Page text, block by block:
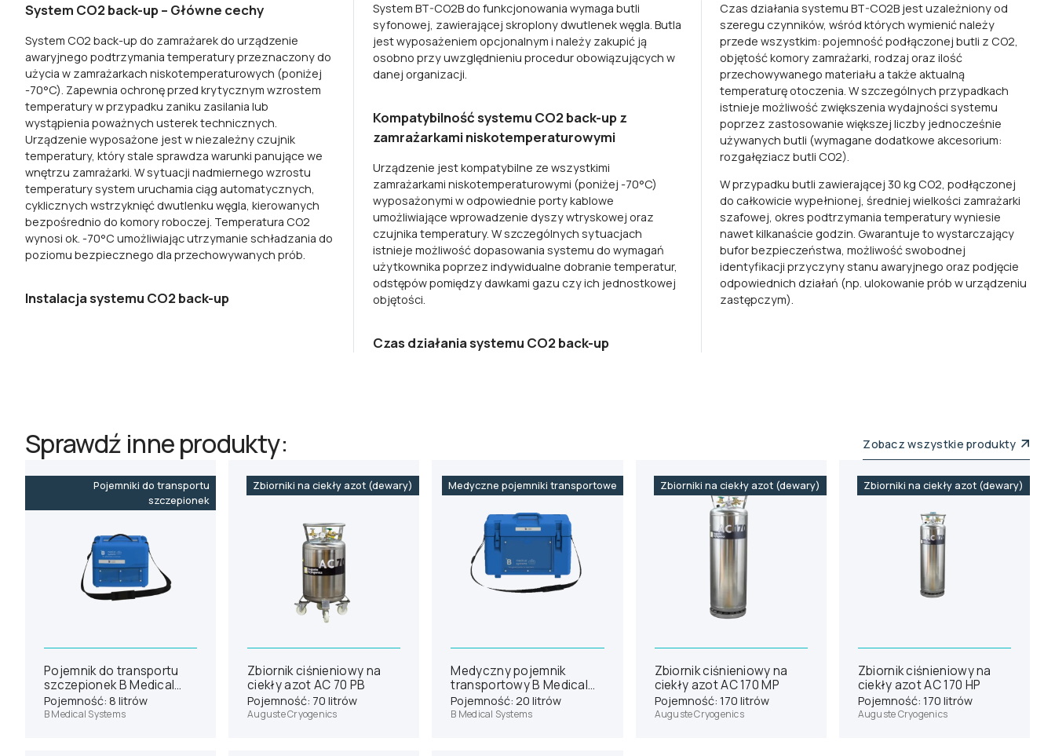
System CO2 back-up – Główne cechy
System CO2 back-up do zamrażarek do urządzenie
awaryjnego podtrzymania temperatury przeznaczony do
użycia w zamrażarkach niskotemperaturowych (poniżej
-70°C). Zapewnia ochronę przed krytycznym wzrostem
temperatury w przypadku zaniku zasilania lub
wystąpienia poważnych usterek technicznych.
Urządzenie wyposażone jest w niezależny czujnik
temperatury, który stale sprawdza warunki panujące we
wnętrzu zamrażarki. W sytuacji nadmiernego wzrostu
temperatury system uruchamia ciąg automatycznych,
cyklicznych wstrzyknięć dwutlenku węgla, kierowanych
bezpośrednio do komory roboczej. Temperatura CO2
wynosi ok. -70°C umożliwiając utrzymanie schładzania do
poziomu bezpiecznego dla przechowywanych prób.
Instalacja systemu CO2 back-up
System BT-CO2B do funkcjonowania wymaga butli
syfonowej, zawierającej skroplony dwutlenek węgla. Butla
jest wyposażeniem opcjonalnym i należy zakupić ją
osobno przy uwzględnieniu procedur obowiązujących w
danej organizacji.
Kompatybilność systemu CO2 back-up z
zamrażarkami niskotemperaturowymi
Urządzenie jest kompatybilne ze wszystkimi
zamrażarkami niskotemperaturowymi (poniżej -70°C)
wyposażonymi w odpowiednie porty kablowe
umożliwiające wprowadzenie dyszy wtryskowej oraz
czujnika temperatury. W szczególnych sytuacjach
istnieje możliwość dopasowania systemu do wymagań
użytkownika poprzez indywidualne dobranie temperatur,
odstępów pomiędzy dawkami gazu czy ich jednostkowej
objętości.
Czas działania systemu CO2 back-up
Czas działania systemu BT-CO2B jest uzależniony od
szeregu czynników, wśród których wymienić należy
przede wszystkim: pojemność podłączonej butli z CO2,
objętość komory zamrażarki, rodzaj oraz ilość
przechowywanego materiału a także aktualną
temperaturę otoczenia. W szczególnych przypadkach
istnieje możliwość zwiększenia wydajności systemu
poprzez zastosowanie większej liczby jednocześnie
używanych butli (wymagane dodatkowe akcesorium:
rozgałęziacz butli CO2).
W przypadku butli zawierającej 30 kg CO2, podłączonej
do całkowicie wypełnionej, średniej wielkości zamrażarki
szafowej, okres podtrzymania temperatury wyniesie
nawet kilkanaście godzin. Gwarantuje to wystarczający
bufor bezpieczeństwa, możliwość swobodnej
identyfikacji przyczyny stanu awaryjnego oraz podjęcie
odpowiednich działań (np. ulokowanie prób w urządzeniu
zastępczym).
Sprawdź inne produkty: Zobacz wszystkie produkty
Pojemniki do transportu
szczepionek
Pojemnik do transportu
szczepionek B Medical
Systems RCW4
Pojemność: 8 litrów
B Medical Systems
Zbiorniki na ciekły azot (dewary)
Zbiornik ciśnieniowy na
ciekły azot AC 70 PB
Pojemność: 70 litrów
Auguste Cryogenics
Medyczne pojemniki transportowe
Medyczny pojemnik
transportowy B Medical
Systems MT8
Pojemność: 20 litrów
B Medical Systems
Zbiorniki na ciekły azot (dewary)
Zbiornik ciśnieniowy na
ciekły azot AC 170 MP
Pojemność: 170 litrów
Auguste Cryogenics
Zbiorniki na ciekły azot (dewary)
Zbiornik ciśnieniowy na
ciekły azot AC 170 HP
Pojemność: 170 litrów
Auguste Cryogenics